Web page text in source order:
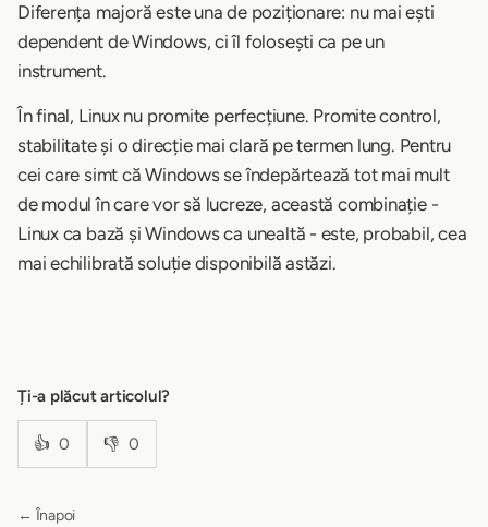
Diferența majoră este una de poziționare: nu mai ești
dependent de Windows, ci îl folosești ca pe un
instrument.
În final, Linux nu promite perfecțiune. Promite control,
stabilitate și o direcție mai clară pe termen lung. Pentru
cei care simt că Windows se îndepărtează tot mai mult
de modul în care vor să lucreze, această combinație -
Linux ca bază și Windows ca unealtă - este, probabil, cea
mai echilibrată soluție disponibilă astăzi.
Ți-a plăcut articolul?
👍 0 👎 0
← Înapoi